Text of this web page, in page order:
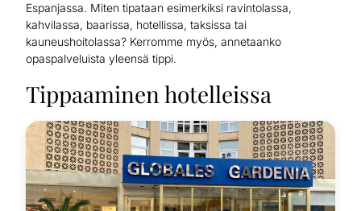
Espanjassa. Miten tipataan esimerkiksi ravintolassa,
kahvilassa, baarissa, hotellissa, taksissa tai
kauneushoitolassa? Kerromme myös, annetaanko
opaspalveluista yleensä tippi.
Tippaaminen hotelleissa